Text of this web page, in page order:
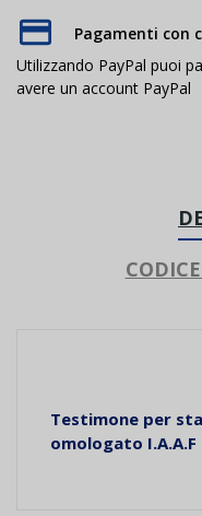
Pagamenti con
Utilizzando PayPal puoi
avere un account PayPal
Testimone per
omologato I.A.A.F